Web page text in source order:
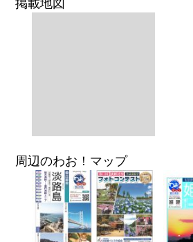
掲載地図
周辺のわお！マップ